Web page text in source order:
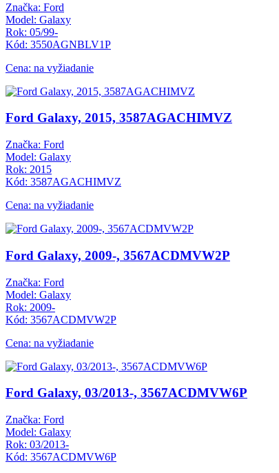
Značka: Ford
Model: Galaxy
Rok: 05/99-
Kód: 3550AGNBLV1P
Cena: na vyžiadanie
Ford Galaxy, 2015, 3587AGACHIMVZ
Značka: Ford
Model: Galaxy
Rok: 2015
Kód: 3587AGACHIMVZ
Cena: na vyžiadanie
Ford Galaxy, 2009-, 3567ACDMVW2P
Značka: Ford
Model: Galaxy
Rok: 2009-
Kód: 3567ACDMVW2P
Cena: na vyžiadanie
Ford Galaxy, 03/2013-, 3567ACDMVW6P
Značka: Ford
Model: Galaxy
Rok: 03/2013-
Kód: 3567ACDMVW6P